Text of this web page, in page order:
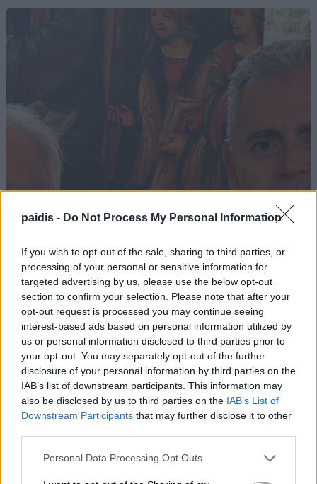
paidis - Do Not Process My Personal Information
If you wish to opt-out of the sale, sharing to third parties, or
processing of your personal or sensitive information for
targeted advertising by us, please use the below opt-out
section to confirm your selection. Please note that after your
opt-out request is processed you may continue seeing
interest-based ads based on personal information utilized by
us or personal information disclosed to third parties prior to
your opt-out. You may separately opt-out of the further
disclosure of your personal information by third parties on the
IAB’s list of downstream participants. This information may
also be disclosed by us to third parties on the IAB’s List of
Downstream Participants that may further disclose it to other
Personal Data Processing Opt Outs